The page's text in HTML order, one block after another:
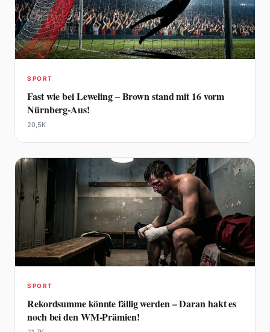
SPORT
Fast wie bei Leweling – Brown stand mit 16 vorm
Nürnberg-Aus!
20,5K
SPORT
Rekordsumme könnte fällig werden – Daran hakt es
noch bei den WM-Prämien!